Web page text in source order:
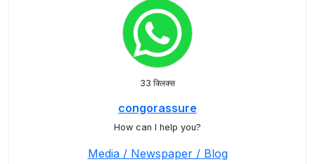
33 क्लिक्स
congorassure
How can I help you?
Media / Newspaper / Blog